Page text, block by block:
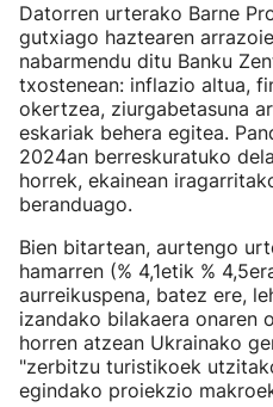
Datorren urterako Barne
gutxiago haztearen
nabarmendu ditu Banku
txostenean: inflazio altua,
okertzea, ziurgabetasuna
eskariak behera egitea.
2024an berreskuratuko
horrek, ekainean
beranduago.
Bien bitartean, aurtengo
hamarren (% 4,1etik %
aurreikuspena, batez ere,
izandako bilakaera onaren
horren atzean Ukrainako
"zerbitzu turistikoek
egindako proiekzio